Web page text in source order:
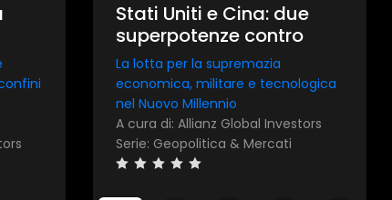
Stati Uniti e Cina: due
superpotenze contro
La lotta per la supremazia
economica, militare e tecnologica
nel Nuovo Millennio
A cura di: Allianz Global Investors
Serie: Geopolitica & Mercati